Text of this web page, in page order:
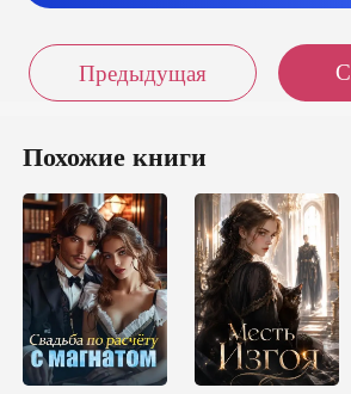
Предыдущая
Похожие книги